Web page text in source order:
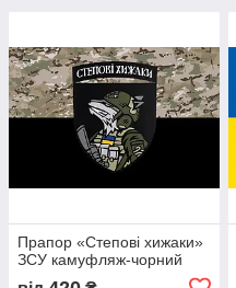
Прапор «Степові хижаки»
ЗСУ камуфляж-чорний